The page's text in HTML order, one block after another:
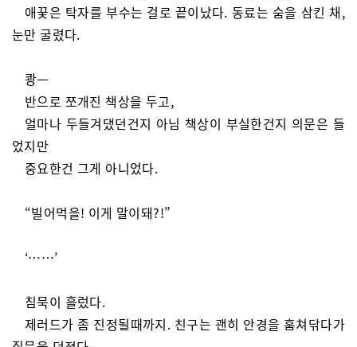
애꿎은 탁자를 부수는 걸로 끝이났다. 동료는 숨을 삼킨 채,
눈만 굴렸다.
쾅ㅡ
반으로 쪼개진 책상을 두고,
얼마나 두들겨댔던건지 아님 책상이 부실한건지 의문은 들
었지만
중요한건 그게 아니었다.
“빌어먹을! 이게 말이돼?!”
‘……’
침묵이 흘렀다.
제러드가 좀 진정될때까지. 친구는 괜히 안경을 훔쳐닦다가